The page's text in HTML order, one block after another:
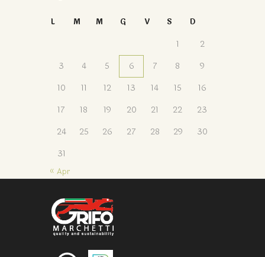
L M M G V S D
1
2
3
4 5 6 7 8
9
10
11 12 13 14 15
16
17
18 19 20 21 22
23
24
25 26 27 28 29
30
31
« Apr